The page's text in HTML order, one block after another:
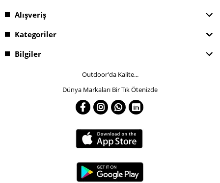
Alışveriş
Kategoriler
Bilgiler
Outdoor'da Kalite...
Dünya Markaları Bir Tık Ötenizde